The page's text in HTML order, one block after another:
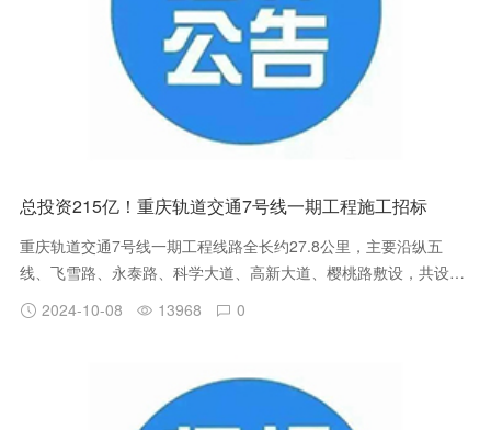
总投资215亿！重庆轨道交通7号线一期工程施工招标
重庆轨道交通7号线一期工程线路全长约27.8公里，主要沿纵五
线、飞雪路、永泰路、科学大道、高新大道、樱桃路敷设，共设车
站18座，换乘站7座，分别与规划17号线、15号线、27号线、永川
线、19号线及既有1号线换乘；一期工程全线平均站间距约1.6公
2024-10-08 13968 0